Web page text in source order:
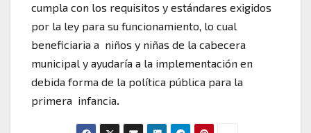
cumpla con los requisitos y estándares exigidos
por la ley para su funcionamiento, lo cual
beneficiaria a niños y niñas de la cabecera
municipal y ayudaría a la implementación en
debida forma de la política pública para la
primera infancia.